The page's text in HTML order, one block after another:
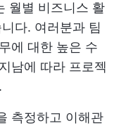
월별 비즈니스 활
다. 여러분과 팀
에 대한 높은 수
남에 따라 프로젝
측정하고 이해관